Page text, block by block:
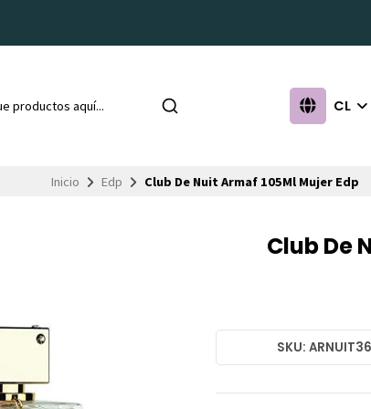
CL
Inicio Edp Club De Nuit Armaf 105Ml Mujer Edp
Club De
SKU: